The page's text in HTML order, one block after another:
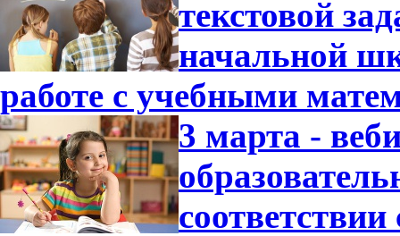
текстовой
начальной
работе с учебными
3 марта -